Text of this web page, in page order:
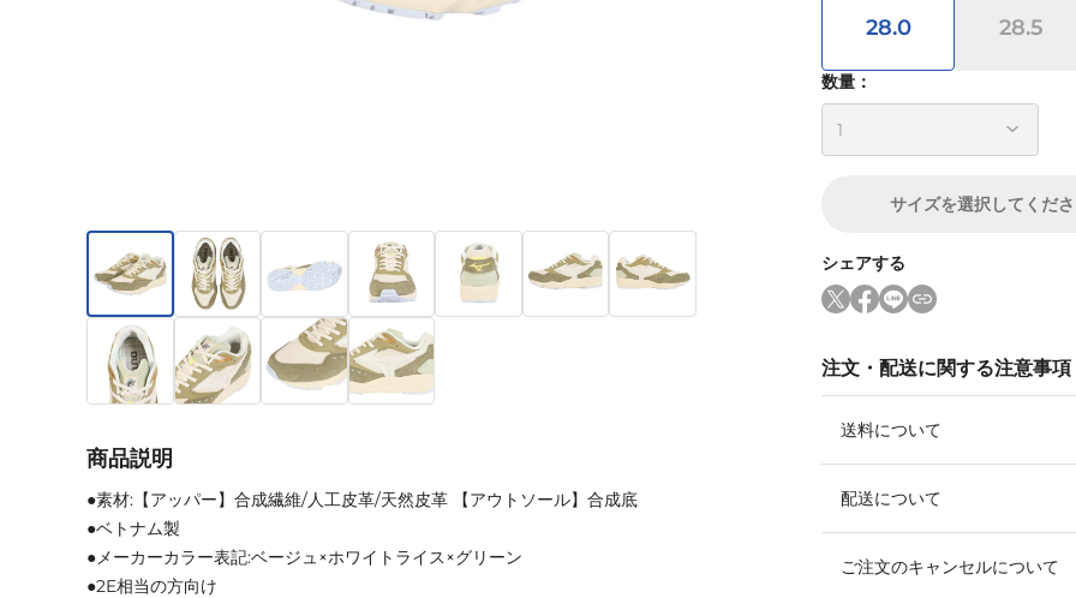
28.0 28.5
数量：
サイズを選択してくだ
シェアする
注文・配送に関する注意事項
送料について
配送について
ご注文のキャンセルについて
商品説明
●素材:【アッパー】合成繊維/人工皮革/天然皮革 【アウトソール】合成底
●ベトナム製
●メーカーカラー表記:ベージュ×ホワイトライス×グリーン
●2E相当の方向け